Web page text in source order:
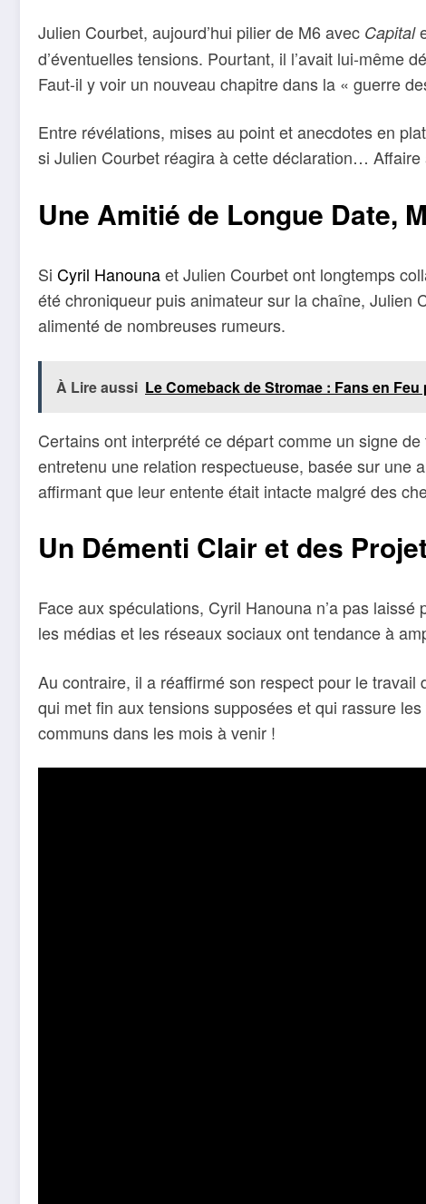
Julien Courbet, aujourd’hui pilier de M6 avec Capital
d’éventuelles tensions. Pourtant, il l’avait lui-même
Faut-il y voir un nouveau chapitre dans la « guerre
Entre révélations, mises au point et anecdotes en
si Julien Courbet réagira à cette déclaration… Affaire
Une Amitié de Longue Date,
Si Cyril Hanounaet Julien Courbet ont longtemps
été chroniqueur puis animateur sur la chaîne, Julien
alimenté de nombreuses rumeurs.
À Lire aussi Le Comeback de Stromae : Fans en
Certains ont interprété ce départ comme un signe
entretenu une relation respectueuse, basée sur une
affirmant que leur entente était intacte malgré des
Un Démenti Clair et des
Face aux spéculations, Cyril Hanouna n’a pas
les médias et les réseaux sociaux ont tendance à
Au contraire, il a réaffirmé son respect pour le
qui met fin aux tensions supposées et qui rassure
communs dans les mois à venir !